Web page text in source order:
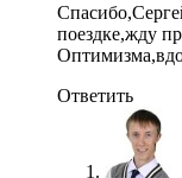
поездке,жду
Ответить